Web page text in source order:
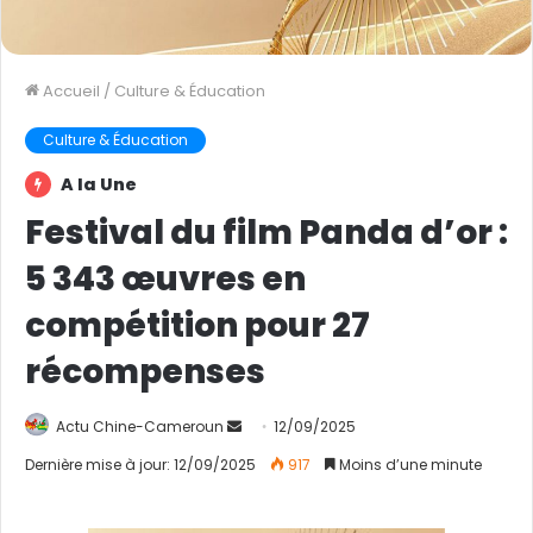
Accueil / Culture & Éducation
Culture & Éducation
A la Une
Festival du film Panda d’or :
5 343 œuvres en
compétition pour 27
récompenses
Actu Chine-Cameroun
n
12/09/2025
Dernière mise à jour: 12/09/2025
917 Moins d’une minute